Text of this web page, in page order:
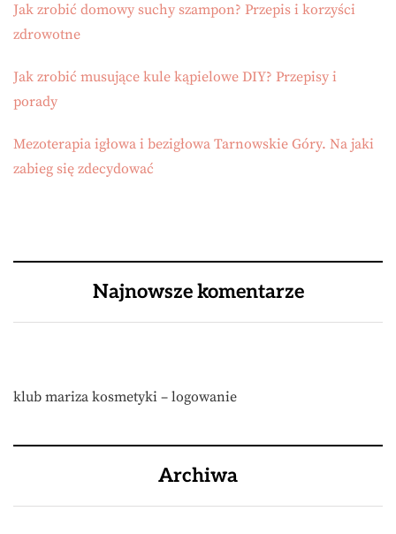
Jak zrobić domowy suchy szampon? Przepis i korzyści
zdrowotne
Jak zrobić musujące kule kąpielowe DIY? Przepisy i
porady
Mezoterapia igłowa i bezigłowa Tarnowskie Góry. Na jaki
zabieg się zdecydować
Najnowsze komentarze
klub mariza kosmetyki – logowanie
Archiwa